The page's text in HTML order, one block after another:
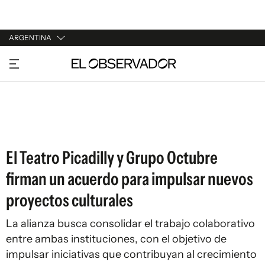
ARGENTINA
URUGUAY
ARGENTINA
El Teatro Picadilly y Grupo Octubre
firman un acuerdo para impulsar nuevos
proyectos culturales
La alianza busca consolidar el trabajo colaborativo
entre ambas instituciones, con el objetivo de
impulsar iniciativas que contribuyan al crecimiento